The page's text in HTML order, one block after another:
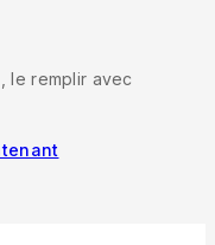
le remplir avec